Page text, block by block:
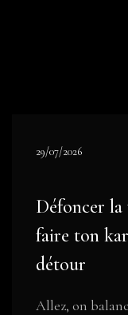
29/07/2026
Défoncer
faire ton
détour
Allez, on